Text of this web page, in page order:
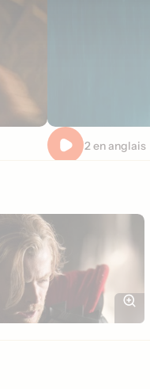
Extrait 2 en anglais